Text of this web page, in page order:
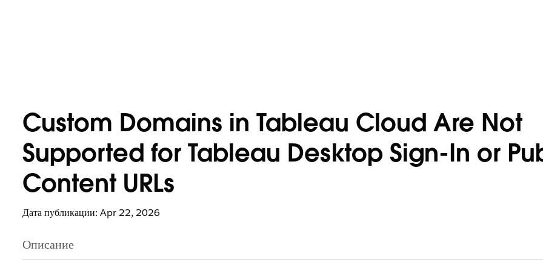
Custom Domains in Tableau Cloud Are Not
Supported for Tableau Desktop Sign-In or
Content URLs
Дата публикации: Apr 22, 2026
Описание